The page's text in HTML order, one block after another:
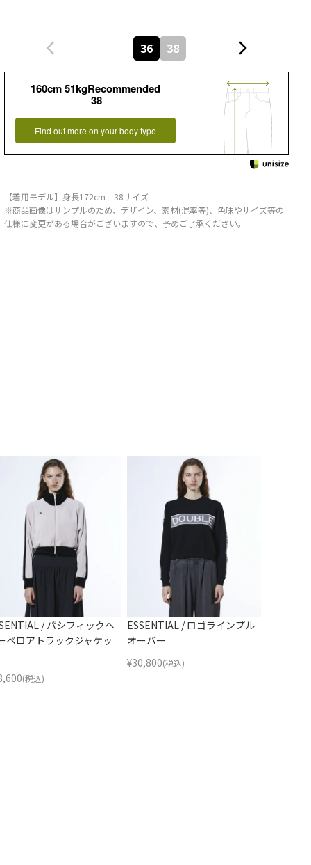
36 38
160cm 51kgRecommended
38
Find out more on your body type
【着用モデル】身長172cm 38サイズ
※商品画像はサンプルのため、デザイン、素材(混率等)、色味やサイズ等の
仕様に変更がある場合がございますので、予めご了承ください。
/ パシフィックヘ
ベロアトラックジャケッ
(税込)
ESSENTIAL / ロゴラインプル
オーバー
¥30,800(税込)